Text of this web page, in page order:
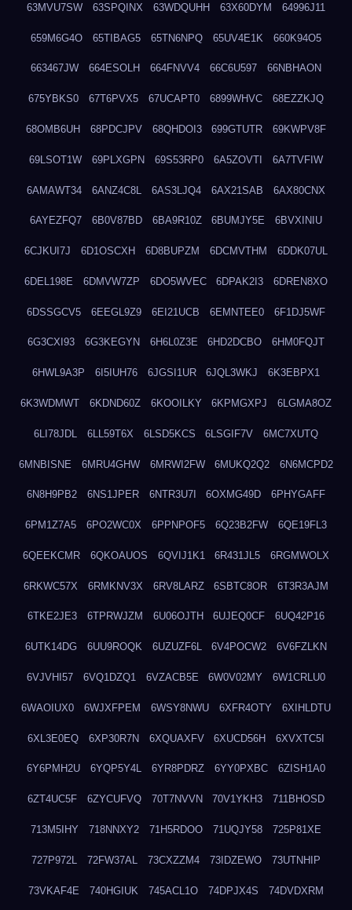
63MVU7SW 63SPQINX 63WDQUHH 63X60DYM 64996J11
659M6G4O 65TIBAG5 65TN6NPQ 65UV4E1K 660K94O5
663467JW 664ESOLH 664FNVV4 66C6U597 66NBHAON
675YBKS0 67T6PVX5 67UCAPT0 6899WHVC 68EZZKJQ
68OMB6UH 68PDCJPV 68QHDOI3 699GTUTR 69KWPV8F
69LSOT1W 69PLXGPN 69S53RP0 6A5ZOVTI 6A7TVFIW
6AMAWT34 6ANZ4C8L 6AS3LJQ4 6AX21SAB 6AX80CNX
6AYEZFQ7 6B0V87BD 6BA9R10Z 6BUMJY5E 6BVXINIU
6CJKUI7J 6D1OSCXH 6D8BUPZM 6DCMVTHM 6DDK07UL
6DEL198E 6DMVW7ZP 6DO5WVEC 6DPAK2I3 6DREN8XO
6DSSGCV5 6EEGL9Z9 6EI21UCB 6EMNTEE0 6F1DJ5WF
6G3CXI93 6G3KEGYN 6H6L0Z3E 6HD2DCBO 6HM0FQJT
6HWL9A3P 6I5IUH76 6JGSI1UR 6JQL3WKJ 6K3EBPX1
6K3WDMWT 6KDND60Z 6KOOILKY 6KPMGXPJ 6LGMA8OZ
6LI78JDL 6LL59T6X 6LSD5KCS 6LSGIF7V 6MC7XUTQ
6MNBISNE 6MRU4GHW 6MRWI2FW 6MUKQ2Q2 6N6MCPD2
6N8H9PB2 6NS1JPER 6NTR3U7I 6OXMG49D 6PHYGAFF
6PM1Z7A5 6PO2WC0X 6PPNPOF5 6Q23B2FW 6QE19FL3
6QEEKCMR 6QKOAUOS 6QVIJ1K1 6R431JL5 6RGMWOLX
6RKWC57X 6RMKNV3X 6RV8LARZ 6SBTC8OR 6T3R3AJM
6TKE2JE3 6TPRWJZM 6U06OJTH 6UJEQ0CF 6UQ42P16
6UTK14DG 6UU9ROQK 6UZUZF6L 6V4POCW2 6V6FZLKN
6VJVHI57 6VQ1DZQ1 6VZACB5E 6W0V02MY 6W1CRLU0
6WAOIUX0 6WJXFPEM 6WSY8NWU 6XFR4OTY 6XIHLDTU
6XL3E0EQ 6XP30R7N 6XQUAXFV 6XUCD56H 6XVXTC5I
6Y6PMH2U 6YQP5Y4L 6YR8PDRZ 6YY0PXBC 6ZISH1A0
6ZT4UC5F 6ZYCUFVQ 70T7NVVN 70V1YKH3 711BHOSD
713M5IHY 718NNXY2 71H5RDOO 71UQJY58 725P81XE
727P972L 72FW37AL 73CXZZM4 73IDZEWO 73UTNHIP
73VKAF4E 740HGIUK 745ACL1O 74DPJX4S 74DVDXRM